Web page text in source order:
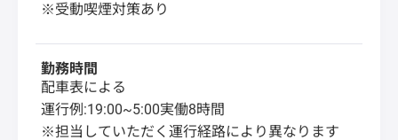
※受動喫煙対策あり
勤務時間
配車表による
運行例:19:00~5:00実働8時間
※担当していただく運行経路により異なります